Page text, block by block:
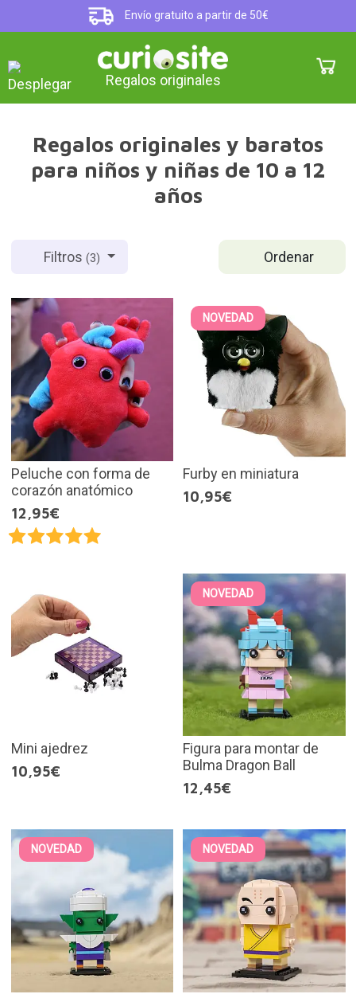
Envío gratuito a partir de 50€
Regalos originales
Regalos originales y baratos
para niños y niñas de 10 a 12
años
Ordenar
Filtros(3)
Peluche con forma de
corazón anatómico
12,95€
NOVEDAD
Furby en miniatura
10,95€
Mini ajedrez
10,95€
NOVEDAD
Figura para montar de
Bulma Dragon Ball
12,45€
NOVEDAD NOVEDAD